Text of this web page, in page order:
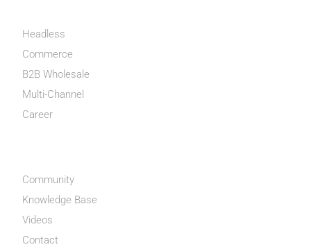
Headless
Commerce
B2B Wholesale
Multi-Channel
Career
Community
Knowledge Base
Videos
Contact